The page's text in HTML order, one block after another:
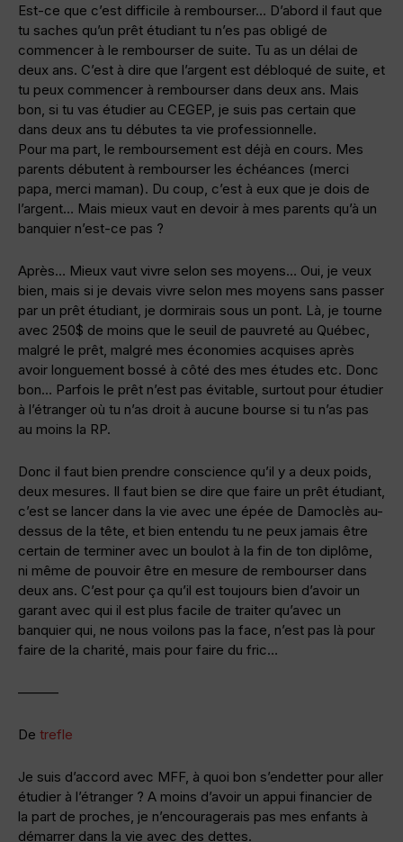
Est-ce que c’est difficile à rembourser… D’abord il faut que
tu saches qu’un prêt étudiant tu n’es pas obligé de
commencer à le rembourser de suite. Tu as un délai de
deux ans. C’est à dire que l’argent est débloqué de suite, et
tu peux commencer à rembourser dans deux ans. Mais
bon, si tu vas étudier au CEGEP, je suis pas certain que
dans deux ans tu débutes ta vie professionnelle.
Pour ma part, le remboursement est déjà en cours. Mes
parents débutent à rembourser les échéances (merci
papa, merci maman). Du coup, c’est à eux que je dois de
l’argent… Mais mieux vaut en devoir à mes parents qu’à un
banquier n’est-ce pas ?
Après… Mieux vaut vivre selon ses moyens… Oui, je veux
bien, mais si je devais vivre selon mes moyens sans passer
par un prêt étudiant, je dormirais sous un pont. Là, je tourne
avec 250$ de moins que le seuil de pauvreté au Québec,
malgré le prêt, malgré mes économies acquises après
avoir longuement bossé à côté des mes études etc. Donc
bon… Parfois le prêt n’est pas évitable, surtout pour étudier
à l’étranger où tu n’as droit à aucune bourse si tu n’as pas
au moins la RP.
Donc il faut bien prendre conscience qu’il y a deux poids,
deux mesures. Il faut bien se dire que faire un prêt étudiant,
c’est se lancer dans la vie avec une épée de Damoclès au-
dessus de la tête, et bien entendu tu ne peux jamais être
certain de terminer avec un boulot à la fin de ton diplôme,
ni même de pouvoir être en mesure de rembourser dans
deux ans. C’est pour ça qu’il est toujours bien d’avoir un
garant avec qui il est plus facile de traiter qu’avec un
banquier qui, ne nous voilons pas la face, n’est pas là pour
faire de la charité, mais pour faire du fric…
———
De trefle
Je suis d’accord avec MFF, à quoi bon s’endetter pour aller
étudier à l’étranger ? A moins d’avoir un appui financier de
la part de proches, je n’encouragerais pas mes enfants à
démarrer dans la vie avec des dettes.